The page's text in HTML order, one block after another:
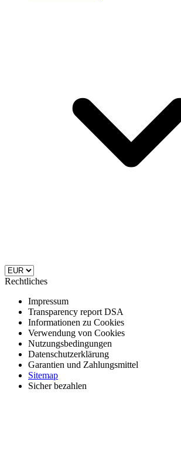
Rechtliches
Impressum
Transparency report DSA
Informationen zu Cookies
Verwendung von Cookies
Nutzungsbedingungen
Datenschutzerklärung
Garantien und Zahlungsmittel
Sitemap
Sicher bezahlen